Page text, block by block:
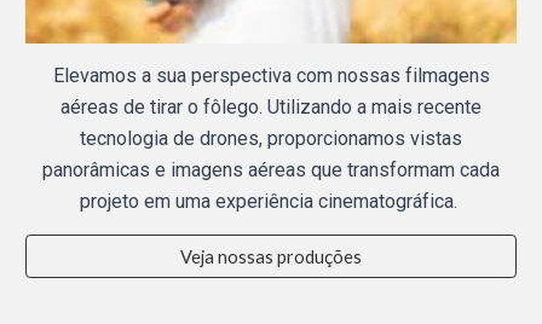
Elevamos a sua perspectiva com nossas filmagens
aéreas de tirar o fôlego. Utilizando a mais recente
tecnologia de drones, proporcionamos vistas
panorâmicas e imagens aéreas que transformam cada
projeto em uma experiência cinematográfica.
Veja nossas produções